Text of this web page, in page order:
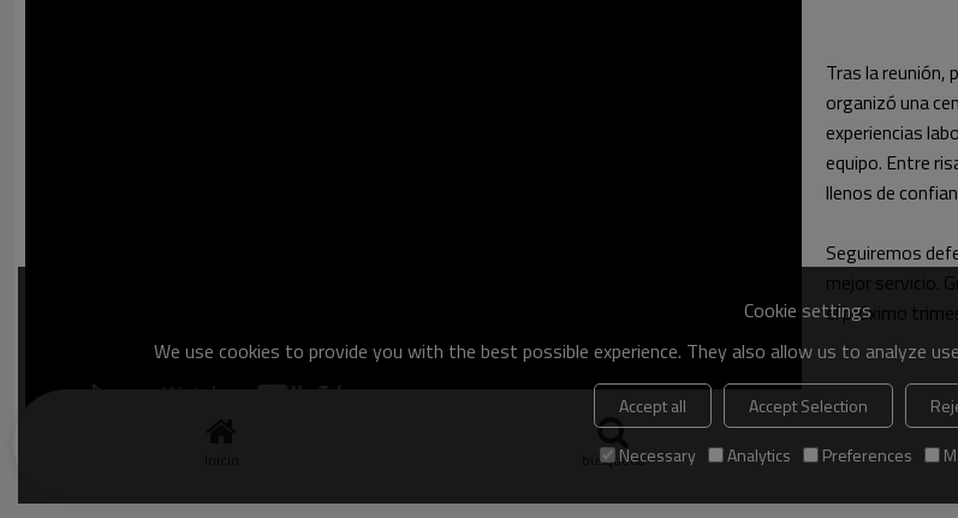
Tras la reunión,
organizó una
experiencias
equipo. Entre
llenos de
Seguiremos
mejor servicio.
el próximo
búsqueda
Cookie settings
We use cookies to provide you with the best possible experience. They also allow us to analyze
Accept all Accept Selection
Necessary
Analytics Preferences